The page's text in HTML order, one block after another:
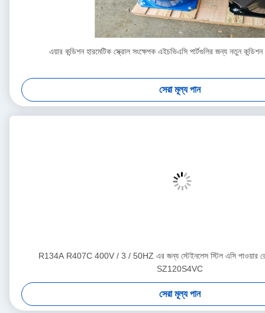
এয়ার কন্ডিশন হারমেটিক স্ক্রোল সংক্ষেপক এইচভিএসি পার্টগুলির জন্য নতুন
সেরা মূল্য পান
R134A R407C 400V / 3 / 50HZ এর জন্য স্টেইনলেস স্টিল এসি পাওয়ার
SZ120S4VC
সেরা মূল্য পান